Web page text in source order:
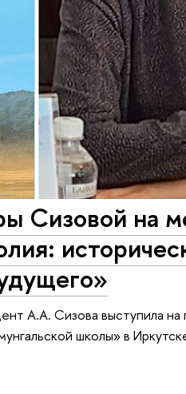
Сизовой на
А.А. Сизова выступила на
школы» в